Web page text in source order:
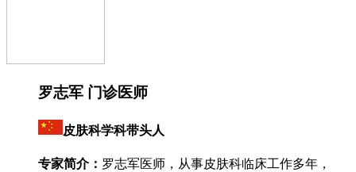
罗志军 门诊医师
皮肤科学科带头人
专家简介： 罗志军医师，从事皮肤科临床工作多年，